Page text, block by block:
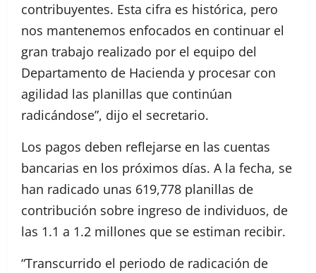
contribuyentes. Esta cifra es histórica, pero
nos mantenemos enfocados en continuar el
gran trabajo realizado por el equipo del
Departamento de Hacienda y procesar con
agilidad las planillas que continúan
radicándose”, dijo el secretario.
Los pagos deben reflejarse en las cuentas
bancarias en los próximos días. A la fecha, se
han radicado unas 619,778 planillas de
contribución sobre ingreso de individuos, de
las 1.1 a 1.2 millones que se estiman recibir.
“Transcurrido el periodo de radicación de